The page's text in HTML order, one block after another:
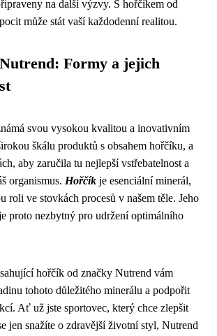
na další výzvy. S hořčíkem od
může stát vaší každodenní realitou.
Formy a jejich
svou vysokou kvalitou a inovativním
škálu produktů s obsahem hořčíku, a
aby zaručila tu nejlepší vstřebatelnost a
organismus. Hořčík je esenciální minerál,
roli ve stovkách procesů v našem těle. Jeho
proto nezbytný pro udržení optimálního
hořčík od značky Nutrend vám
tohoto důležitého minerálu a podpořit
Ať už jste sportovec, který chce zlepšit
jen snažíte o zdravější životní styl, Nutrend